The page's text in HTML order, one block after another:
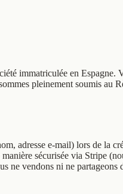
immatriculée en Espagne.
pleinement soumis au
adresse e-mail) lors de la
sécurisée via Stripe
ne vendons ni ne partageons